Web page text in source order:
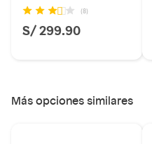
(8)
S/ 299.90
Más opciones similares